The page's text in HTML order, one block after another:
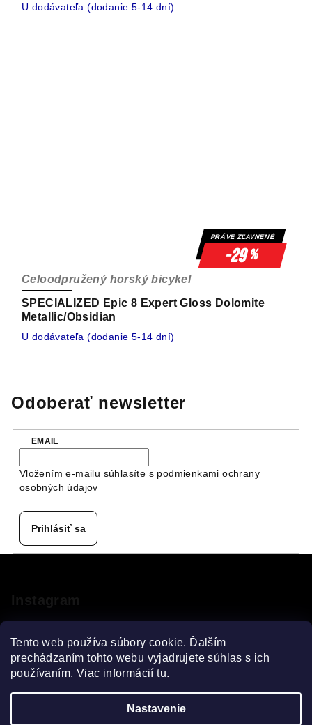
Tento web používa súbory cookie. Ďalším
prechádzaním tohto webu vyjadrujete súhlas s ich
používaním. Viac informáciítu.
Nastavenie
U dodávateľa (dodanie 5-14 dní)
PRÁVE ZĽAVNENÉ
-29%
SPECIALIZED Epic 8 Expert Gloss Dolomite
Metallic/Obsidian
Celoodpružený horský bicykel
U dodávateľa (dodanie 5-14 dní)
Odoberať newsletter
EMAIL
Vložením e-mailu súhlasíte s podmienkami ochrany
osobných údajov
Prihlásiť sa
ä
Sledovať na Instagrame